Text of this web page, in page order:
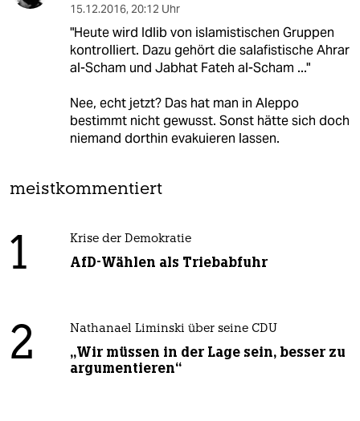
15.12.2016, 20:12 Uhr
"Heute wird Idlib von islamistischen Gruppen
kontrolliert. Dazu gehört die salafistische Ahrar
al-Scham und Jabhat Fateh al-Scham ..."
Nee, echt jetzt? Das hat man in Aleppo
bestimmt nicht gewusst. Sonst hätte sich doch
niemand dorthin evakuieren lassen.
meistkommentiert
1 Krise der Demokratie
AfD-Wählen als Triebabfuhr
2 Nathanael Liminski über seine CDU
„Wir müssen in der Lage sein, besser zu
argumentieren“